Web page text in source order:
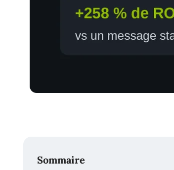
Sommaire